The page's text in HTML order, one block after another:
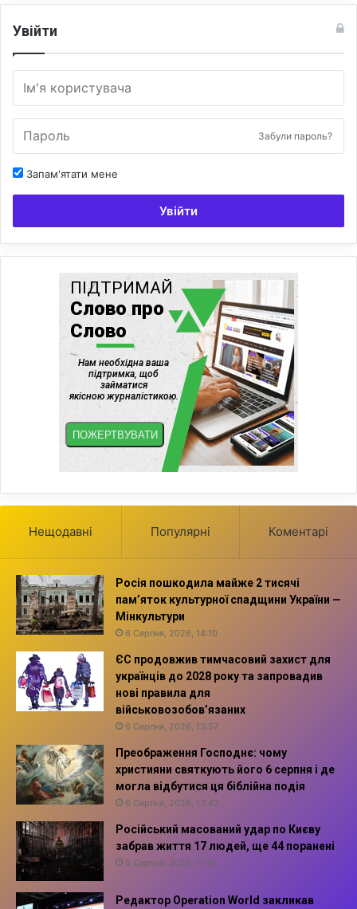
Увійти
Забули пароль?
Запам'ятати мене
Увійти
Нещодавні Популярні Коментарі
Росія пошкодила майже 2 тисячі
пам’яток культурної спадщини України —
Мінкультури
6 Серпня, 2026, 14:10
ЄС продовжив тимчасовий захист для
українців до 2028 року та запровадив
нові правила для
військовозобов’язаних
6 Серпня, 2026, 13:57
Преображення Господнє: чому
християни святкують його 6 серпня і де
могла відбутися ця біблійна подія
6 Серпня, 2026, 13:42
Російський масований удар по Києву
забрав життя 17 людей, ще 44 поранені
5 Серпня, 2026, 11:16
Редактор Operation World закликав